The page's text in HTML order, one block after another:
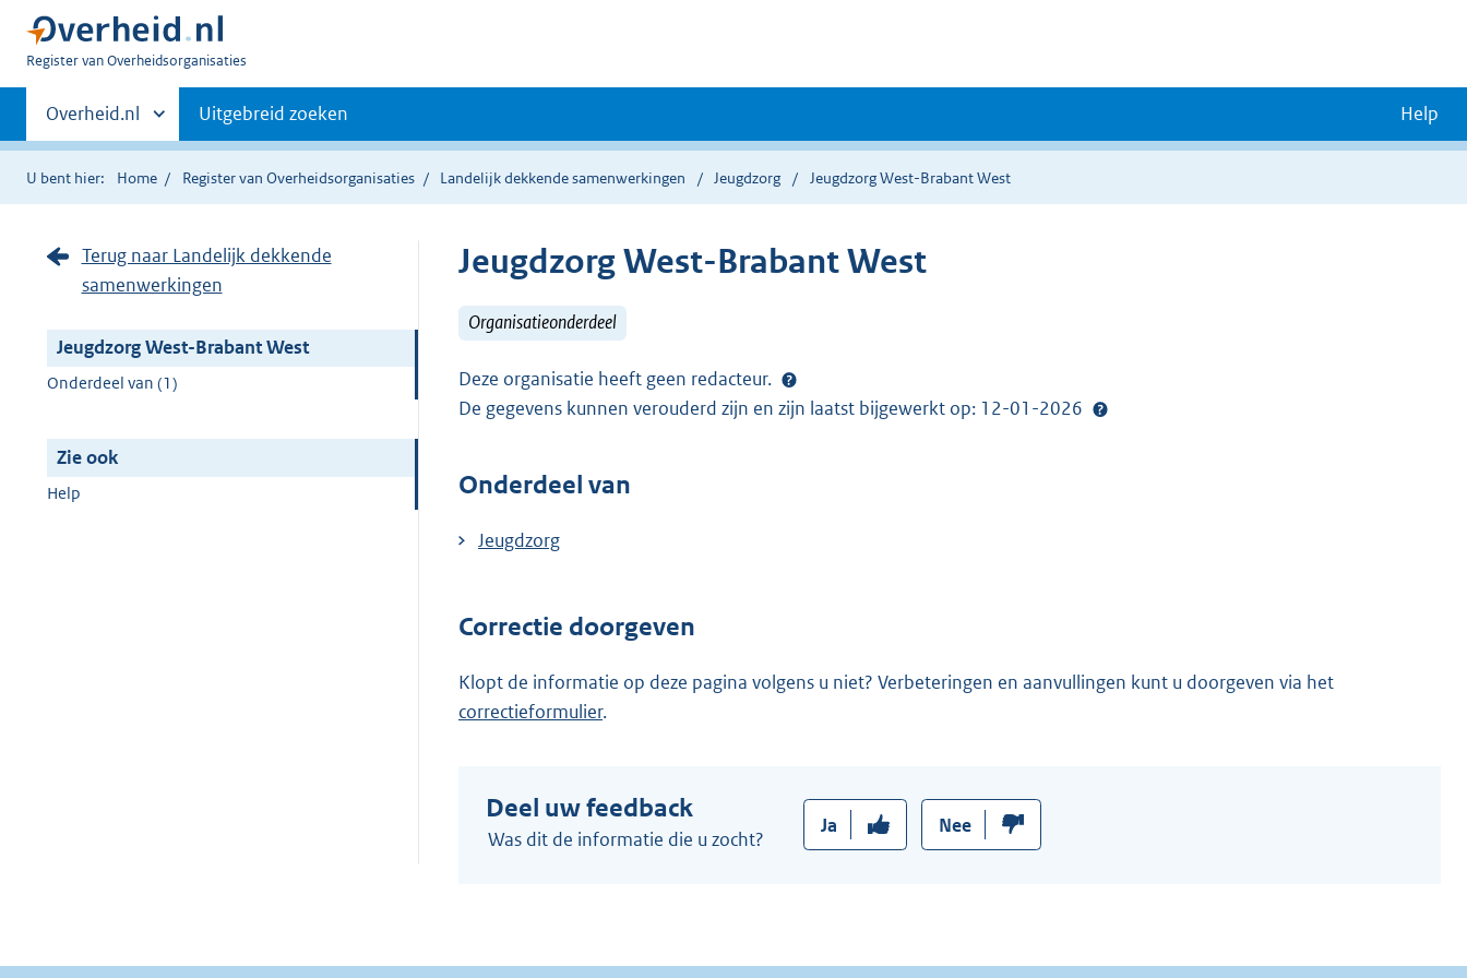
U
Register van Overheidsorganisaties
Primaire
navigatie
Andere
sites
binnen
Overheid.nl Uitgebreid zoeken Help
U bent hier: Home Register van Overheidsorganisaties Landelijk dekkende samenwerkingen Jeugdzorg Jeugdzorg West-Brabant West
Terug naar Landelijk dekkende
samenwerkingen
Jeugdzorg West-Brabant West
Onderdeel van (1)
Zie ook
Help
Jeugdzorg West-Brabant West
Organisatieonderdeel
Deze organisatie heeft geen redacteur.
De gegevens kunnen verouderd zijn en zijn laatst bijgewerkt op: 12-01-2026
Onderdeel van
Jeugdzorg
Correctie doorgeven
Klopt de informatie op deze pagina volgens u niet? Verbeteringen en aanvullingen kunt u doorgeven via het
correctieformulier.
Deel uw feedback
Was dit de informatie die u zocht?
Ja Nee